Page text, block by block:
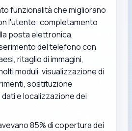
funzionalità che migliorano
l'utente: completamento
posta elettronica,
del telefono con
ritaglio di immagini,
moduli, visualizzazione di
sostituzione
e localizzazione dei
85% di copertura dei